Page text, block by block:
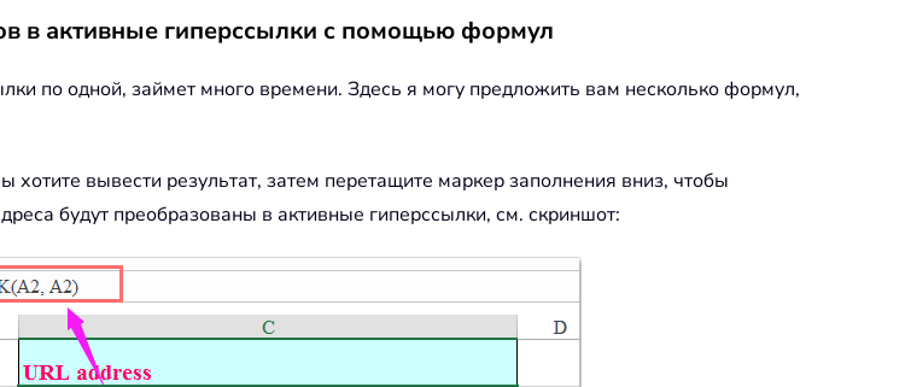
в активные гиперссылки с помощью формул
по одной, займет много времени. Здесь я могу предложить вам несколько формул,
хотите вывести результат, затем перетащите маркер заполнения вниз, чтобы
будут преобразованы в активные гиперссылки, см. скриншот: